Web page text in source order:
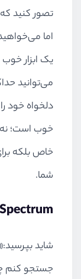
تصور کنید
اما
یک ابزار
دلخواه خود
خوب است؛ نه
خاص بلکه
شما.
شاید
جستجو کنم